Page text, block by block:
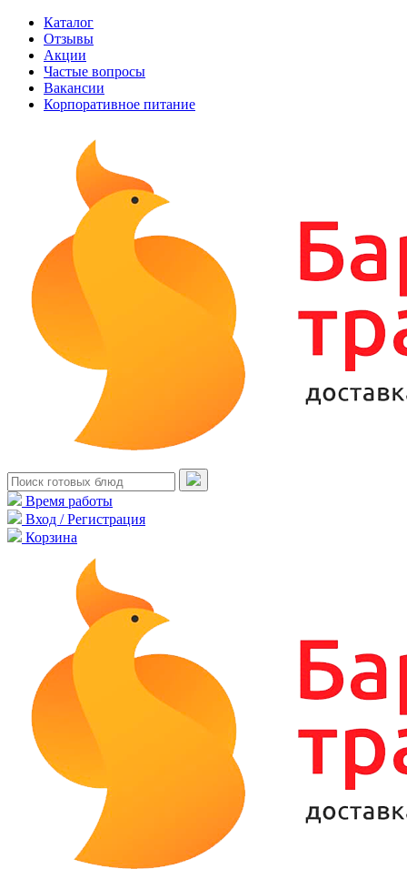
Каталог
Отзывы
Акции
Частые вопросы
Вакансии
Корпоративное питание
Время работы
Вход / Регистрация
Корзина